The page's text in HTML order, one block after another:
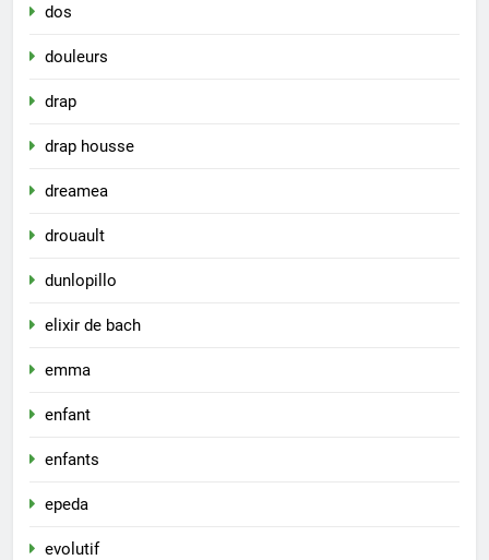
dos
douleurs
drap
drap housse
dreamea
drouault
dunlopillo
elixir de bach
emma
enfant
enfants
epeda
evolutif